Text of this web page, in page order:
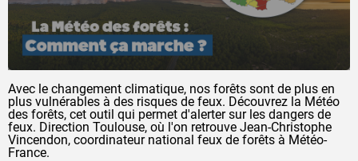
Avec le changement climatique, nos forêts sont de plus en
plus vulnérables à des risques de feux. Découvrez la Météo
des forêts, cet outil qui permet d'alerter sur les dangers de
feux. Direction Toulouse, où l'on retrouve Jean-Christophe
Vincendon, coordinateur national feux de forêts à Météo-
France.